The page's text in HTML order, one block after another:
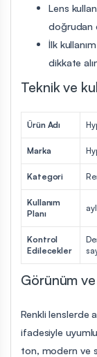
Lens
doğrudan
İlk
dikkate
Teknik ve
Ürün Adı
Marka
Kategori
Kullanım
Planı
Kontrol
Edilecekler
Görünüm ve
Renkli lenslerde
ifadesiyle
ton, modern ve